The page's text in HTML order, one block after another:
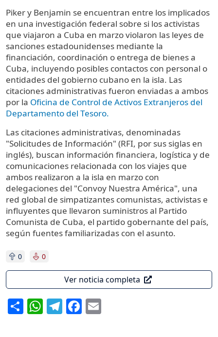
Piker y Benjamin se encuentran entre los implicados
en una investigación federal sobre si los activistas
que viajaron a Cuba en marzo violaron las leyes de
sanciones estadounidenses mediante la
financiación, coordinación o entrega de bienes a
Cuba, incluyendo posibles contactos con personal o
entidades del gobierno cubano en la isla. Las
citaciones administrativas fueron enviadas a ambos
por la Oficina de Control de Activos Extranjeros del
Departamento del Tesoro.
Las citaciones administrativas, denominadas
"Solicitudes de Información" (RFI, por sus siglas en
inglés), buscan información financiera, logística y de
comunicaciones relacionada con los viajes que
ambos realizaron a la isla en marzo con
delegaciones del "Convoy Nuestra América", una
red global de simpatizantes comunistas, activistas e
influyentes que llevaron suministros al Partido
Comunista de Cuba, el partido gobernante del país,
según fuentes familiarizadas con el asunto.
0 0
Ver noticia completa
ShareWhatsApp
Telegram
Facebook